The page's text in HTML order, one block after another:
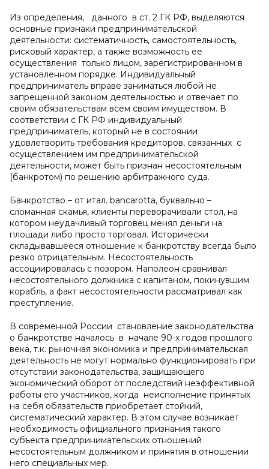
Из определения, данного в ст. 2 ГК РФ, выделяются
основные признаки предпринимательской
деятельности: систематичность, самостоятельность,
рисковый характер, а также возможность ее
осуществления только лицом, зарегистрированном в
установленном порядке. Индивидуальный
предприниматель вправе заниматься любой не
запрещенной законом деятельностью и отвечает по
своим обязательствам всем своим имуществом. В
соответствии с ГК РФ индивидуальный
предприниматель, который не в состоянии
удовлетворить требования кредиторов, связанных с
осуществлением им предпринимательской
деятельности, может быть признан несостоятельным
(банкротом) по решению арбитражного суда.
Банкротство – от итал. bancarotta, буквально –
сломанная скамья, клиенты переворачивали стол, на
котором неудачливый торговец менял деньги на
площади либо просто торговал. Исторически
складывавшееся отношение к банкротству всегда было
резко отрицательным. Несостоятельность
ассоциировалась с позором. Наполеон сравнивал
несостоятельного должника с капитаном, покинувшим
корабль, а факт несостоятельности рассматривал как
преступление.
В современной России становление законодательства
о банкротстве началось в начале 90-х годов прошлого
века, т.к. рыночная экономика и предпринимательская
деятельность не могут нормально функционировать при
отсутствии законодательства, защищающего
экономический оборот от последствий неэффективной
работы его участников, когда неисполнение принятых
на себя обязательств приобретает стойкий,
систематический характер. В этом случае возникает
необходимость официального признания такого
субъекта предпринимательских отношений
несостоятельным должником и принятия в отношении
него специальных мер.